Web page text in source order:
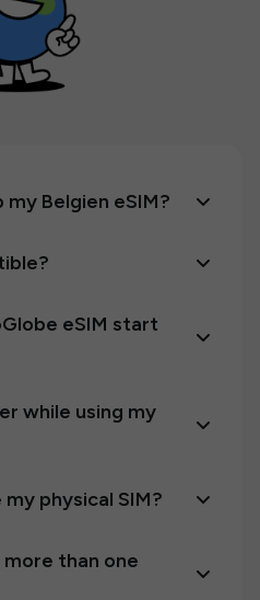
Belgien eSIM?
eSIM start
while using my
physical SIM?
more than one